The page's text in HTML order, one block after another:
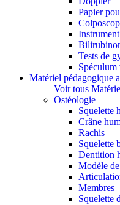
Papier
Tests de
Spéculum
Matériel pédagogique
Voir tous
Ostéologie
Squelette
Crâne
Rachis
Squelette
Dentition
Modèle
Membres
Squelette